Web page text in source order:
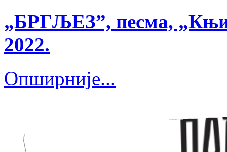
„БРГЉЕЗ”, песма,
2022.
Опширније...